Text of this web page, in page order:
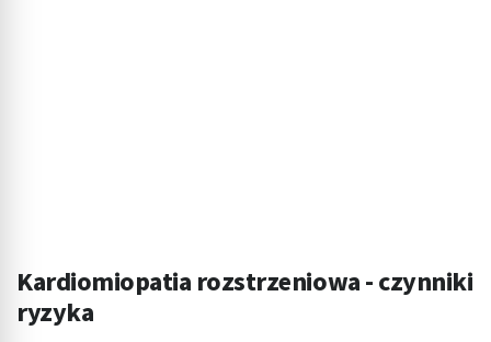
Kardiomiopatia rozstrzeniowa - czynniki
ryzyka